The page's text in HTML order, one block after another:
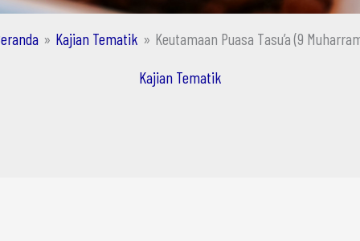
Kajian Tematik
Keutamaan Puasa Tasu’a (9
Kajian Tematik